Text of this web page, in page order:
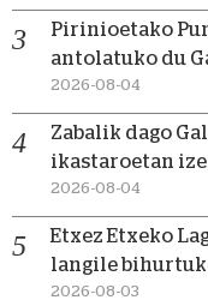
Pirinioetako
antolatuko du
2026-08-04
Zabalik dago
ikastaroetan
2026-08-04
Etxez Etxeko
langile
2026-08-03